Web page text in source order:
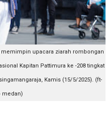
memimpin upacara ziarah rombongan
Kapitan Pattimura ke -208 tingkat
Kamis (15/5/2025). (ft-
medan)